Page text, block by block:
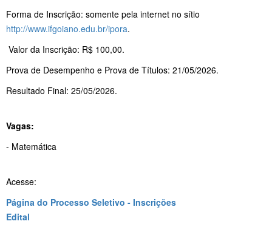
Forma de Inscrição: somente pela internet no sítio
http://www.ifgoiano.edu.br/ipora.
Valor da Inscrição: R$ 100,00.
Prova de Desempenho e Prova de Títulos: 21/05/2026.
Resultado Final: 25/05/2026.
Vagas:
- Matemática
Acesse:
Página do Processo Seletivo - Inscrições
Edital